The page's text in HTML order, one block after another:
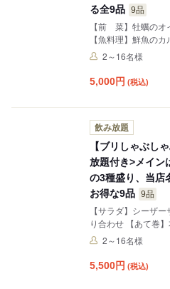
る全9品 9品
【前 菜】牡蠣のオイル漬け 【サラダ
【魚料理】鮮魚のカルパッチョ 【
盛り合わせ 【焼 物】魚串2種 【煮 物】漢方豚の角煮
【甘 味】本日の甘味
2～16名様
5,000円 (税込)
飲み放題
【ブリしゃぶし
放題付き>メイン
の3種盛り、当店
お得な9品 9品
【サラダ】シーザーサラダ 【鮮 魚】東
り合わせ 【あて巻】本日のあて巻3種 【煮 物】漢方豚
の角煮 【焼 物】季節の魚串2種 【焼 物】本マグロの
2～16名様
5,500円 (税込)